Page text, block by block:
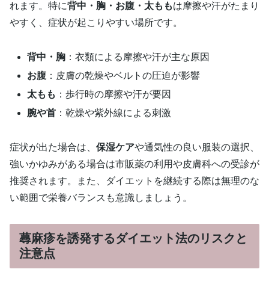
れます。特に背中・胸・お腹・太ももは摩擦や汗がたまり
やすく、症状が起こりやすい場所です。
背中・胸 ：衣類による摩擦や汗が主な原因
お腹 ：皮膚の乾燥やベルトの圧迫が影響
太もも ：歩行時の摩擦や汗が要因
腕や首 ：乾燥や紫外線による刺激
症状が出た場合は、 保湿ケアや通気性の良い服装の選択、
強いかゆみがある場合は市販薬の利用や皮膚科への受診が
推奨されます。また、ダイエットを継続する際は無理のな
い範囲で栄養バランスも意識しましょう。
蕁麻疹を誘発するダイエット法のリスクと
注意点